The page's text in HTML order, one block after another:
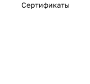
Сертификаты